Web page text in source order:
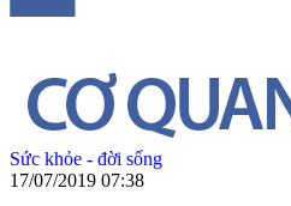
Sức khỏe - đời sống
17/07/2019 07:38